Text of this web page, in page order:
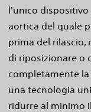
l'unico dispositivo
aortica del quale
prima del rilascio,
di riposizionare o
completamente la
una tecnologia
ridurre al minimo